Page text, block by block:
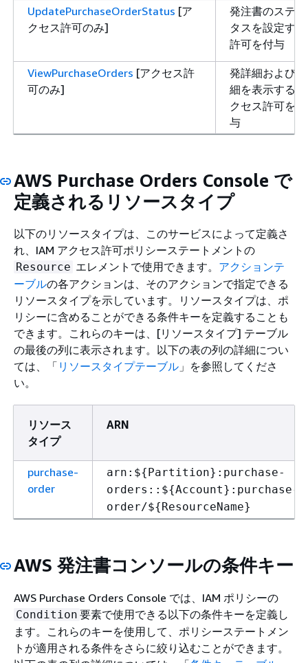
UpdatePurchaseOrderStatus [ア
クセス許可のみ]
発注書のステー
タスを設定する
許可を付与
ViewPurchaseOrders [アクセス許
可のみ]
発詳細および詳
細を表示するア
クセス許可を付
与
AWS Purchase Orders Console で
定義されるリソースタイプ
以下のリソースタイプは、このサービスによって定義さ
れ、IAM アクセス許可ポリシーステートメントの
Resource エレメントで使用できます。 アクションテ
ーブルの各アクションは、そのアクションで指定できる
リソースタイプを示しています。リソースタイプは、ポ
リシーに含めることができる条件キーを定義することも
できます。これらのキーは、[リソースタイプ] テーブル
の最後の列に表示されます。以下の表の列の詳細につい
ては、「 リソースタイプテーブル 」を参照してくださ
い。
リソース
タイプ
ARN
purchase-
order
arn:${Partition}:purchase-
orders::${Account}:purchase-
order/${ResourceName}
AWS 発注書コンソールの条件キー
AWS Purchase Orders Console では、IAM ポリシーの
Condition 要素で使用できる以下の条件キーを定義し
ます。これらのキーを使用して、ポリシーステートメン
トが適用される条件をさらに絞り込むことができます。